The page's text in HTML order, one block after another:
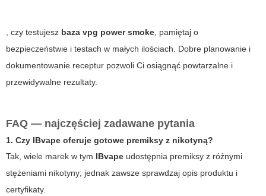
, czy testujesz baza vpg power smoke , pamiętaj o
bezpieczeństwie i testach w małych ilościach. Dobre planowanie i
dokumentowanie receptur pozwoli Ci osiągnąć powtarzalne i
przewidywalne rezultaty.
FAQ — najczęściej zadawane pytania
1. Czy IBvape oferuje gotowe premiksy z nikotyną?
Tak, wiele marek w tym IBvape udostępnia premiksy z różnymi
stężeniami nikotyny; jednak zawsze sprawdzaj opis produktu i
certyfikaty.